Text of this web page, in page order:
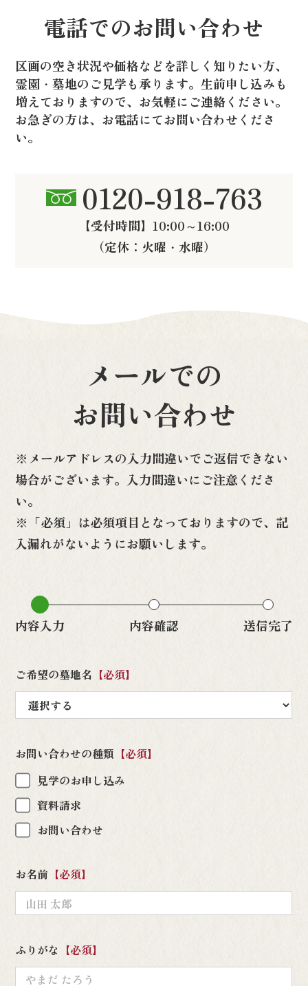
電話でのお問い合わせ
区画の空き状況や価格などを詳しく知りたい方、
霊園・墓地のご見学も承ります。生前申し込みも
増えておりますので、お気軽にご連絡ください。
お急ぎの方は、お電話にてお問い合わせくださ
い。
0120-918-763
【受付時間】10:00～16:00
（定休：火曜・水曜）
メールでの
お問い合わせ
※メールアドレスの入力間違いでご返信できない
場合がございます。入力間違いにご注意くださ
い。
※「必須」は必須項目となっておりますので、記
入漏れがないようにお願いします。
内容入力 内容確認 送信完了
ご希望の墓地名 【必須】
お問い合わせの種類 【必須】
見学のお申し込み
資料請求
お問い合わせ
お名前 【必須】
ふりがな 【必須】